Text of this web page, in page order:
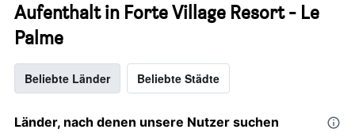
Aufenthalt in Forte Village Resort - Le
Palme
Beliebte Länder Beliebte Städte
Länder, nach denen unsere Nutzer suchen